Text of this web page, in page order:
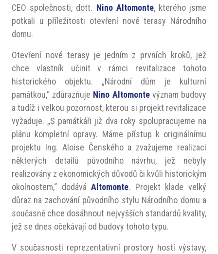
CEO společnosti, dott. Nino Altomonte, kterého jsme
potkali u příležitosti otevření nové terasy Národního
domu.
Otevření nové terasy je jedním z prvních kroků, jež
chce vlastník učinit v rámci revitalizace tohoto
historického objektu. „Národní dům je kulturní
památkou,“ zdůrazňuje Nino Altomontevýznam budovy
a tudíž i velkou pozornost, kterou si projekt revitalizace
vyžaduje. „S památkáři již dva roky spolupracujeme na
plánu kompletní opravy. Máme přístup k originálnímu
projektu Ing. Aloise Čenského a zvažujeme realizaci
některých detailů původního návrhu, jež nebyly
realizovány z ekonomických důvodů či kvůli historickým
okolnostem,“ dodáváAltomonte. Projekt klade velký
důraz na zachování původního stylu Národního domu a
současně chce dosáhnout nejvyšších standardů kvality,
jež se dnes očekávají od budovy tohoto typu.
V současnosti reprezentativní prostory hostí výstavy,